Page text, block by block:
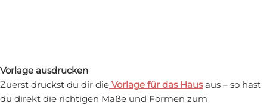
Vorlage ausdrucken
Zuerst druckst du dir die Vorlage für das Hausaus – so hast
du direkt die richtigen Maße und Formen zum